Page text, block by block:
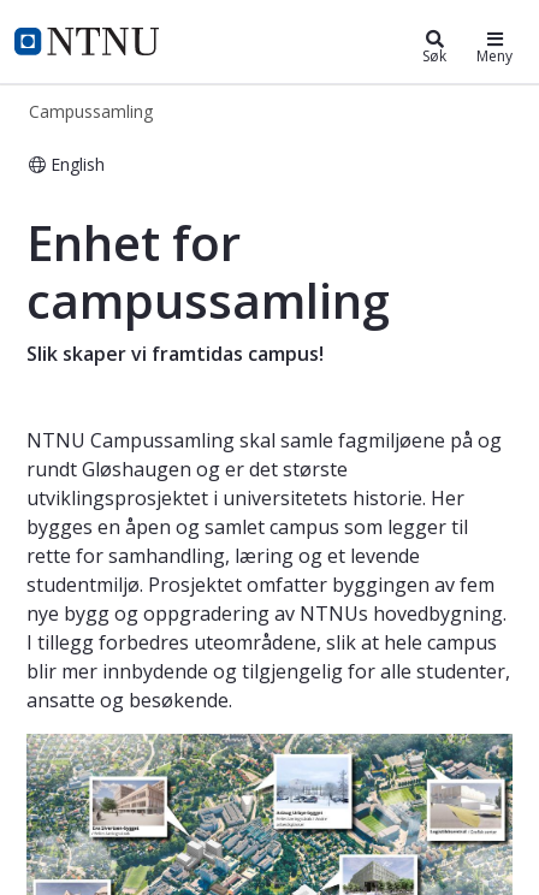
NTNU Hjemmeside
Campussamling Søk Meny
Campussamling
English
Enhet for
campussamling
Slik skaper vi framtidas campus!
NTNU Campussamling skal samle fagmiljøene på og
rundt Gløshaugen og er det største
utviklingsprosjektet i universitetets historie. Her
bygges en åpen og samlet campus som legger til
rette for samhandling, læring og et levende
studentmiljø. Prosjektet omfatter byggingen av fem
nye bygg og oppgradering av NTNUs hovedbygning.
I tillegg forbedres uteområdene, slik at hele campus
blir mer innbydende og tilgjengelig for alle studenter,
ansatte og besøkende.